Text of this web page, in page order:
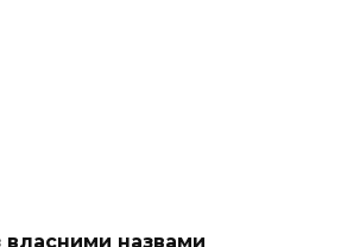
власними назвами